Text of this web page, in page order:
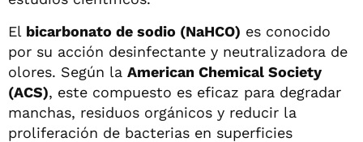
El bicarbonato de sodio (NaHCO) es conocido
por su acción desinfectante y neutralizadora de
olores. Según la American Chemical Society
(ACS), este compuesto es eficaz para degradar
manchas, residuos orgánicos y reducir la
proliferación de bacterias en superficies